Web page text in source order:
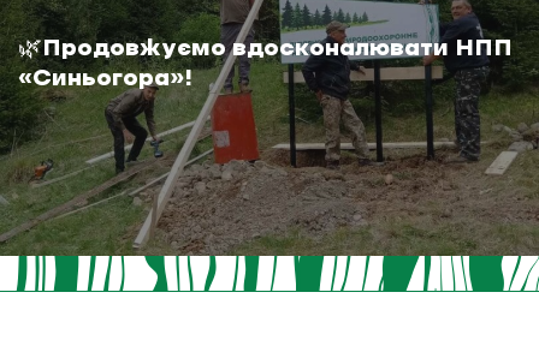
🌿Продовжуємо вдосконалювати НПП
«Синьогора»!